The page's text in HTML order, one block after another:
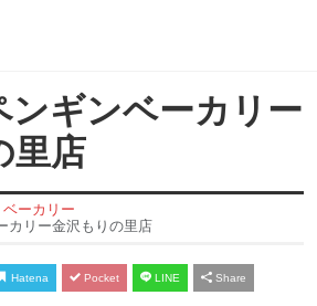
ンギンベーカリー
里店
ーカリー
カリー金沢もりの里店
Hatena Pocket LINE Share